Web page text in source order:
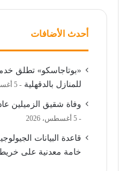
أحدث الأضافات
«بوتاجاسكو» تطلق
للمنازل بالدقهلية
5 أغسطس، 2026
وفاة شقيق الزميلين
5 أغسطس، 2026
خامة معدنية على